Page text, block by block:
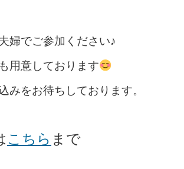
婦でご参加ください♪
用意しております
みをお待ちしております。
こちら まで